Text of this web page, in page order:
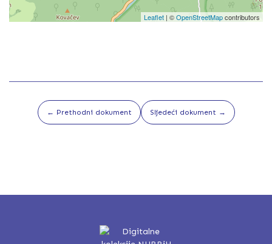
Leaflet | ©OpenStreetMapcontributors
← Prethodni dokument Sljedeći dokument →